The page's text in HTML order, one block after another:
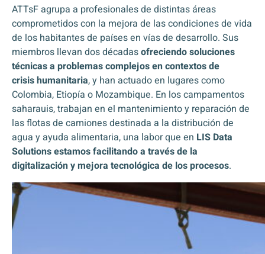
ATTsF agrupa a profesionales de distintas áreas
comprometidos con la mejora de las condiciones de vida
de los habitantes de países en vías de desarrollo. Sus
miembros llevan dos décadasofreciendo soluciones
técnicas a problemas complejos en contextos de
crisishumanitaria, y han actuado en lugares como
Colombia, Etiopía o Mozambique. En los campamentos
saharauis, trabajan en el mantenimiento y reparación de
las flotas de camiones destinada a la distribución de
agua y ayuda alimentaria, una labor que en LIS Data
Solutions estamos facilitando a través de la
digitalización y mejora tecnológica de los procesos.